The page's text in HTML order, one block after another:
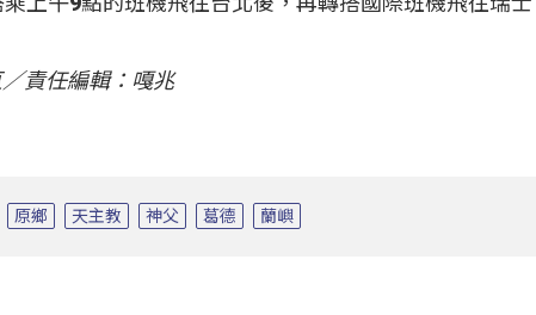
責任編輯：嘎兆
原鄉 天主教 神父 葛德 蘭嶼